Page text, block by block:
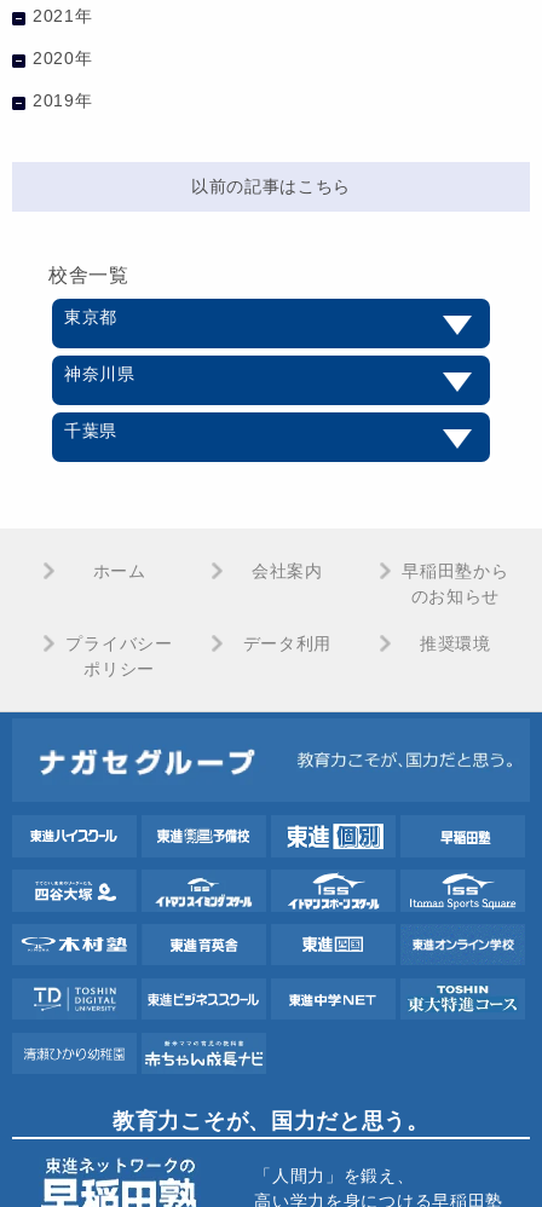
2021年
2020年
2019年
以前の記事はこちら
校舎一覧
東京都
神奈川県
千葉県
ホーム 会社案内
早稲田塾から
のお知らせ
プライバシー
ポリシー
データ利用 推奨環境
教育力こそが、国力だと思う。
「人間力」を鍛え、
高い学力を身につける早稲田塾